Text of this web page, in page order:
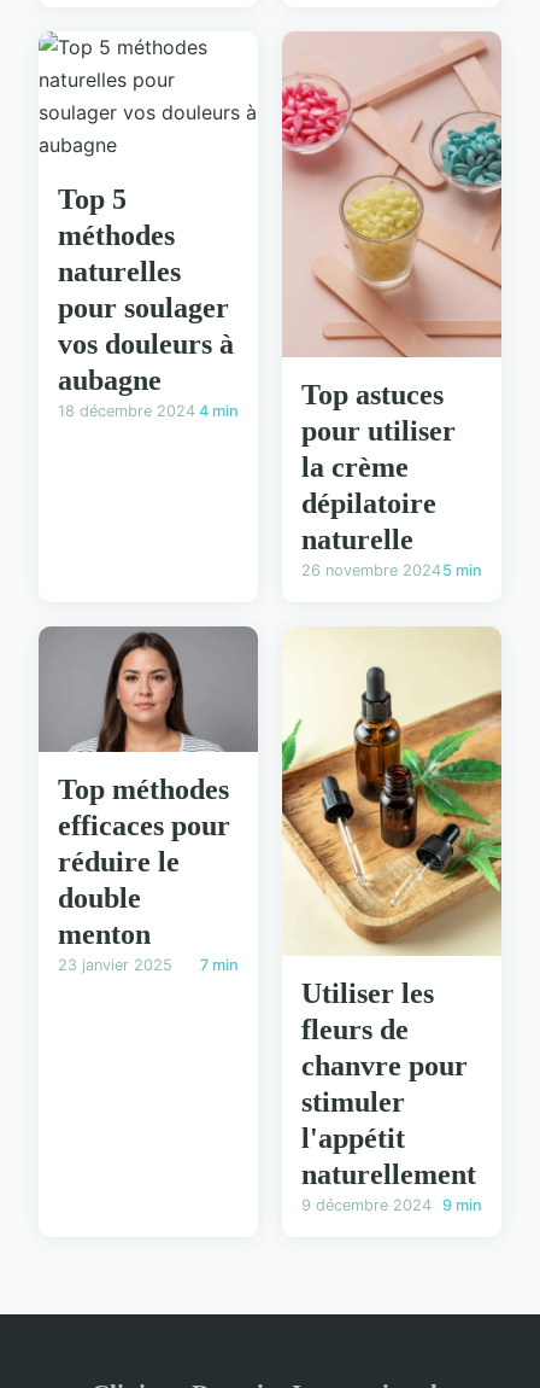
Top 5
méthodes
naturelles
pour soulager
vos douleurs à
aubagne
18 décembre 2024 4 min
Top astuces
pour utiliser
la crème
dépilatoire
naturelle
26 novembre 20245 min
Top méthodes
efficaces pour
réduire le
double
menton
23 janvier 2025 7 min
Utiliser les
fleurs de
chanvre pour
stimuler
l'appétit
naturellement
9 décembre 2024 9 min